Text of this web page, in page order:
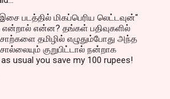
படத்தில் மிகப்பெரிய லெட்டவுன்"
என்றால் என்ன? தங்கள் பதிவுகளில்
தமிழில் எழுதும்போது அந்த
குறுபிட்டால் நன்றாக
usual you save my 100 rupees!